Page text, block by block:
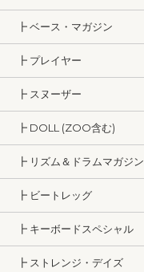
┣ ベース・マガジン
┣ プレイヤー
┣ スヌーザー
┣ DOLL (ZOO含む)
┣ リズム＆ドラムマガジン
┣ ビートレッグ
┣ キーボードスペシャル
┣ ストレンジ・デイズ